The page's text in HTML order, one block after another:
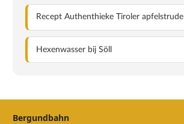
Recept Authenthieke Tiroler apfelstrudel
Hexenwasser bij Söll
Bergundbahn